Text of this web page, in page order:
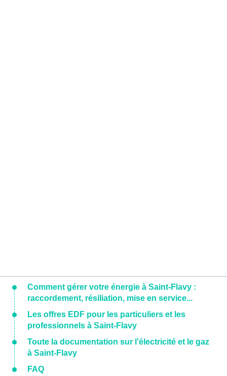
Comment gérer votre énergie à Saint-Flavy :
raccordement, résiliation, mise en service...
Les offres EDF pour les particuliers et les
professionnels à Saint-Flavy
Toute la documentation sur l'électricité et le gaz
à Saint-Flavy
FAQ